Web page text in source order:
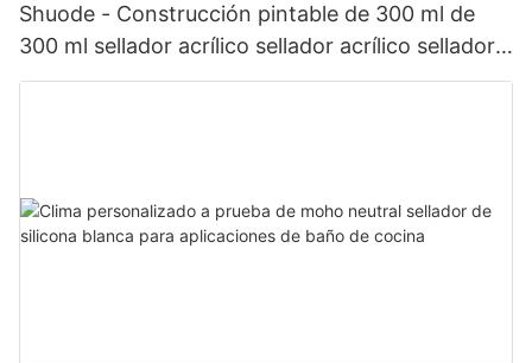
Shuode - Construcción pintable de 300 ml de
300 ml sellador acrílico sellador acrílico sellador
de silicona